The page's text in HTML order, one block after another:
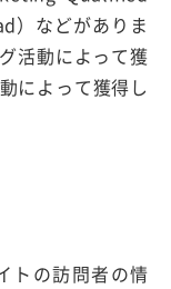
）などがありま
活動によって獲
によって獲得し
トの訪問者の情